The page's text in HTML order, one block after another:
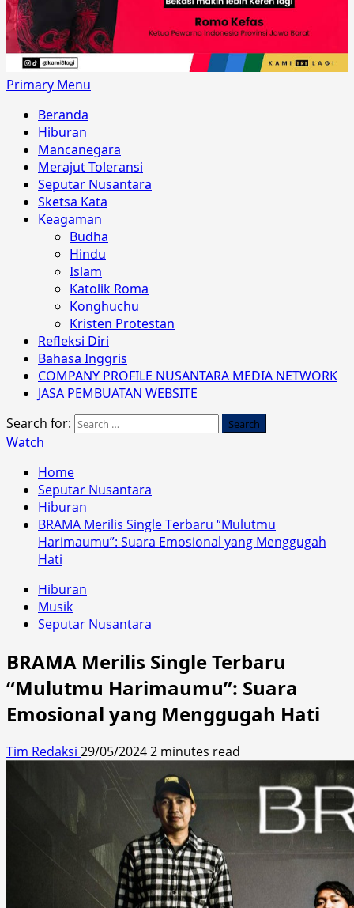
Primary Menu
Beranda
Hiburan
Mancanegara
Merajut Toleransi
Seputar Nusantara
Sketsa Kata
Keagaman
Budha
Hindu
Islam
Katolik Roma
Konghuchu
Kristen Protestan
Refleksi Diri
Bahasa Inggris
COMPANY PROFILE NUSANTARA MEDIA NETWORK
JASA PEMBUATAN WEBSITE
Search for:
Watch
Home
Seputar Nusantara
Hiburan
BRAMA Merilis Single Terbaru “Mulutmu
Harimaumu”: Suara Emosional yang Menggugah
Hati
Hiburan
Musik
Seputar Nusantara
BRAMA Merilis Single Terbaru
“Mulutmu Harimaumu”: Suara
Emosional yang Menggugah Hati
Tim Redaksi 29/05/20242 minutes read